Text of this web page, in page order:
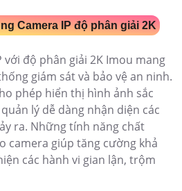
Camera IP độ phân giải 2K
với độ phân giải 2K Imou mang
giám sát và bảo vệ an ninh.
phép hiển thị hình ảnh sắc
lý dễ dàng nhận diện các
ra. Những tính năng chất
camera giúp tăng cường khả
các hành vi gian lận, trộm